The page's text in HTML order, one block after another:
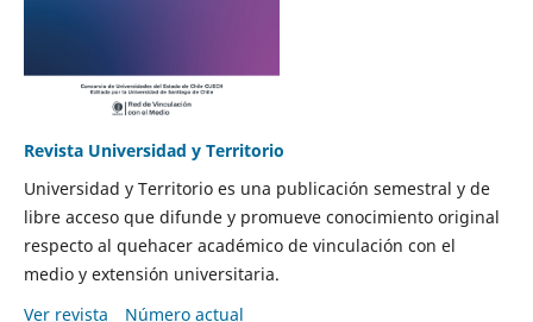
Revista Universidad y Territorio
Universidad y Territorio es una publicación semestral y de
libre acceso que difunde y promueve conocimiento original
respecto al quehacer académico de vinculación con el
medio y extensión universitaria.
Ver revista
Número actual